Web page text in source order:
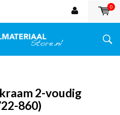
0
2-voudig
860)